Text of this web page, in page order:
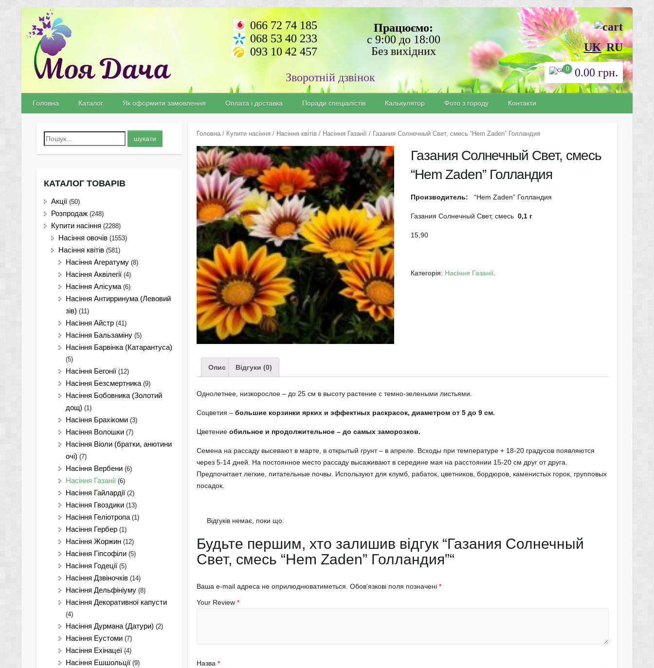
066 72 74 185
068 53 40 233
093 10 42 457
Працюємо:
с 9:00 до 18:00
Без вихідних
UK RU
0 0.00 грн.
Зворотній дзвінок
Головна Каталог Як оформити замовлення Оплата і доставка Поради спеціалістів Калькулятор Фото з городу Контакти
Головна/ Купити насіння / Насіння квітів/ Насіння Газанії/ Газания Солнечный Свет, смесь “Hem Zaden” Голландия
Газания Солнечный Свет, смесь
“Hem Zaden” Голландия
Производитель:“Hem Zaden” Голландия
Газания Солнечный Свет, смесь 0,1 г
15,90
Категорія: Насіння Газанії
Опис Відгуки (0)
Однолетнее, низкорослое – до 25 см в высоту растение с темно-зелеными листьями.
Соцветия – большие корзинки ярких и эффектных раскрасок, диаметром от 5 до 9 см.
Цветение обильное и продолжительное – до самых заморозков.
Семена на рассаду высевают в марте, в открытый грунт – в апреле. Всходы при температуре + 18-20 градусов появляются
через 5-14 дней. На постоянное место рассаду высаживают в середине мая на расстоянии 15-20 см друг от друга.
Предпочитает легкие, питательные почвы. Используют для клумб, рабаток, цветников, бордюров, каменистых горок, групповых
посадок.
Відгуків немає, поки що.
Будьте першим, хто залишив відгук “Газания Солнечный
Свет, смесь “Hem Zaden” Голландия”“
Ваша e-mail адреса не оприлюднюватиметься. Обов’язкові поля позначені *
Your Review *
Назва *
КАТАЛОГ ТОВАРІВ
Акції (50)
Розпродаж (248)
Купити насіння (2288)
Насіння овочів (1553)
Насіння квітів (581)
Насіння Агератуму (8)
Насіння Аквілегії (4)
Насіння Алісума (6)
Насіння Антирринума (Левовий
зів) (11)
Насіння Айстр (41)
Насіння Бальзаміну (5)
Насіння Барвінка (Катарантуса)
(5)
Насіння Бегонії (12)
Насіння Безсмертника (9)
Насіння Бобовника (Золотий
дощ) (1)
Насіння Брахікоми (3)
Насіння Волошки (7)
Насіння Віоли (братки, анютини
очі) (7)
Насіння Вербени (6)
Насіння Газанії (6)
Насіння Гайлардії (2)
Насіння Гвоздики (13)
Насіння Геліотропа (1)
Насіння Гербер (1)
Насіння Жоржин (12)
Насіння Гіпсофіли (5)
Насіння Годеції (5)
Насіння Дзвіночків (14)
Насіння Дельфініуму (8)
Насіння Декоративної капусти
(4)
Насіння Дурмана (Датури) (2)
Насіння Еустоми (7)
Насіння Ехінацеї (4)
Насіння Ешшольції (9)